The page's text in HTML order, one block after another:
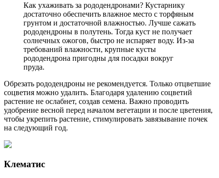
Как ухаживать за рододендронами? Кустарнику
достаточно обеспечить влажное место с торфяным
грунтом и достаточной влажностью. Лучше сажать
рододендроны в полутень. Тогда куст не получает
солнечных ожогов, быстро не испаряет воду. Из-за
требований влажности, крупные кусты
рододендрона пригодны для посадки вокруг
пруда.
Обрезать рододендроны не рекомендуется. Только отцветшие
соцветия можно удалить. Благодаря удалению соцветий
растение не ослабнет, создав семена. Важно проводить
удобрение весной перед началом вегетации и после цветения,
чтобы укрепить растение, стимулировать завязывание почек
на следующий год.
Клематис